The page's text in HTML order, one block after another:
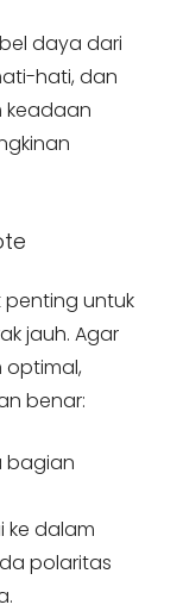
daya dari
hati, dan
keadaan
untuk
jauh. Agar
benar:
bagian
ke dalam
polaritas